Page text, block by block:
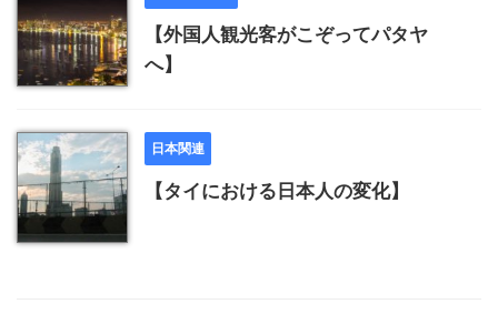
【外国人観光客がこぞってパタヤ
へ】
日本関連
【タイにおける日本人の変化】